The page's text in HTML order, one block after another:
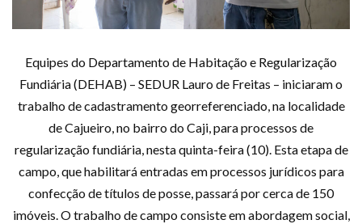
Equipes do Departamento de Habitação e Regularização
Fundiária (DEHAB) – SEDUR Lauro de Freitas – iniciaram o
trabalho de cadastramento georreferenciado, na localidade
de Cajueiro, no bairro do Caji, para processos de
regularização fundiária, nesta quinta-feira (10). Esta etapa de
campo, que habilitará entradas em processos jurídicos para
confecção de títulos de posse, passará por cerca de 150
imóveis. O trabalho de campo consiste em abordagem social,